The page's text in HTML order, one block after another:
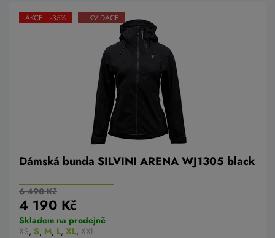
Dámská bunda SILVINI ARENA WJ1305 black
AKCE -35% LIKVIDACE
6 490 Kč
4 190 Kč
Skladem na prodejně
XS, S, M, L, XL, XXL